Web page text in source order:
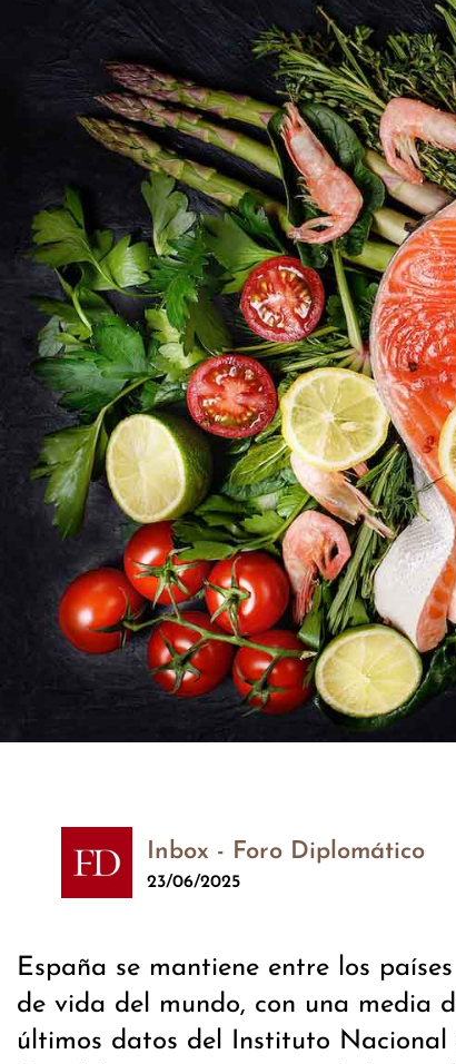
Inbox - Foro Diplomático
23/06/2025
España se mantiene entre los
de vida del mundo, con una media
últimos datos del Instituto